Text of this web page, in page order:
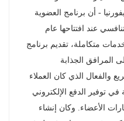
- أن برنامج العضوية
عند افتتاحها عام
خدمات متكاملة، تقديم برنامج
المرافق الجذابة
والفعال الذي كان العملاء
توفير الدفع الإلكتروني
الأعضاء. وكان إنشاء